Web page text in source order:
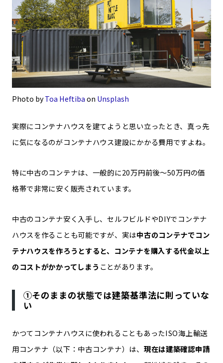
Photo byToa Heftibaon Unsplash
実際にコンテナハウスを建てようと思い立ったとき、真っ先
に気になるのがコンテナハウス建設にかかる費用ですよね。
特に中古のコンテナは、一般的に20万円前後〜50万円の価
格帯で非常に安く販売されています。
中古のコンテナ安く入手し、セルフビルドやDIYでコンテナ
ハウスを作ることも可能ですが、実は中古のコンテナでコン
テナハウスを作ろうとすると、コンテナを購入する代金以上
のコストがかかってしまう ことがあります。
①そのままの状態では建築基準法に則っていな
い
かつてコンテナハウスに使われることもあったISO海上輸送
用コンテナ（以下：中古コンテナ）は、 現在は建築確認申請